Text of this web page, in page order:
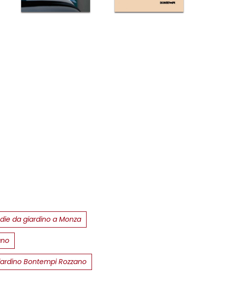
da giardino a Monza
Bontempi Rozzano